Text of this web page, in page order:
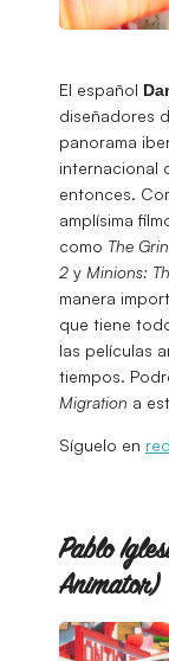
El español
diseñadores
panorama
internacional
entonces.
amplísima
como The
2 y Minions:
manera
que tiene
las películas
tiempos.
Migration a
Síguelo en
Pablo
Animator)